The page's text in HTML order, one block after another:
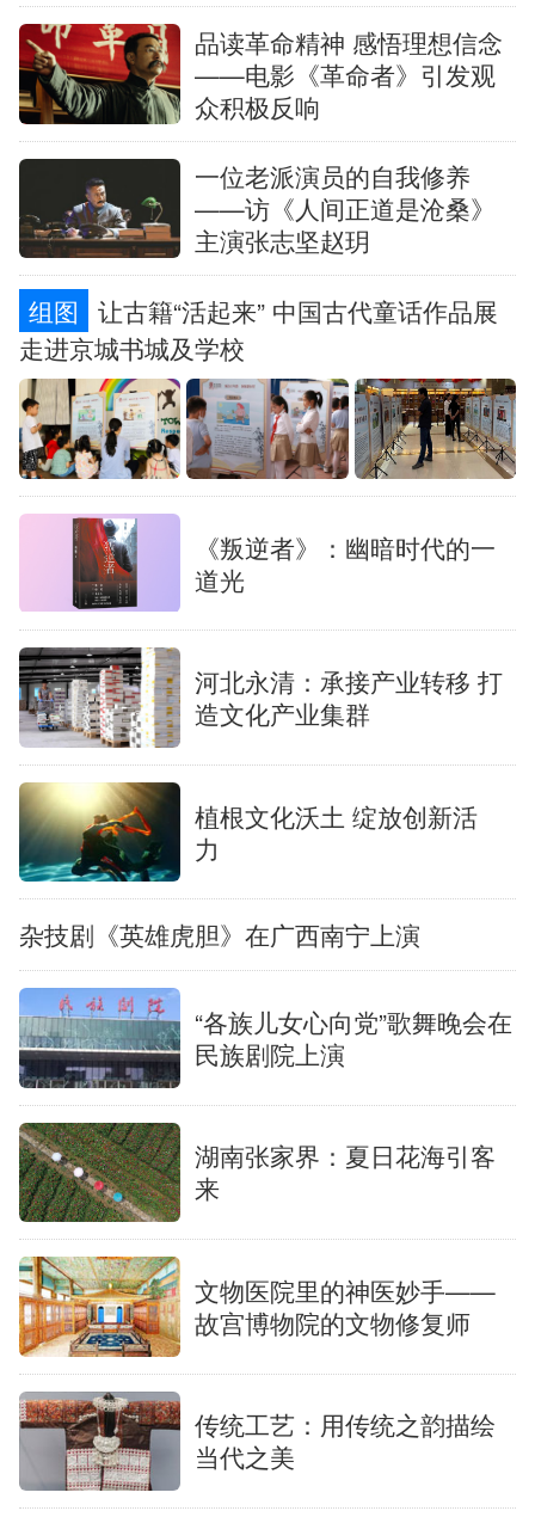
品读革命精神 感悟理想信念
——电影《革命者》引发观
众积极反响
一位老派演员的自我修养
——访《人间正道是沧桑》
主演张志坚赵玥
组图 让古籍“活起来” 中国古代童话作品展
走进京城书城及学校
《叛逆者》：幽暗时代的一
道光
河北永清：承接产业转移 打
造文化产业集群
植根文化沃土 绽放创新活
力
杂技剧《英雄虎胆》在广西南宁上演
“各族儿女心向党”歌舞晚会在
民族剧院上演
湖南张家界：夏日花海引客
来
文物医院里的神医妙手——
故宫博物院的文物修复师
传统工艺：用传统之韵描绘
当代之美